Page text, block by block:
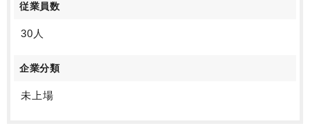
従業員数
30人
企業分類
未上場